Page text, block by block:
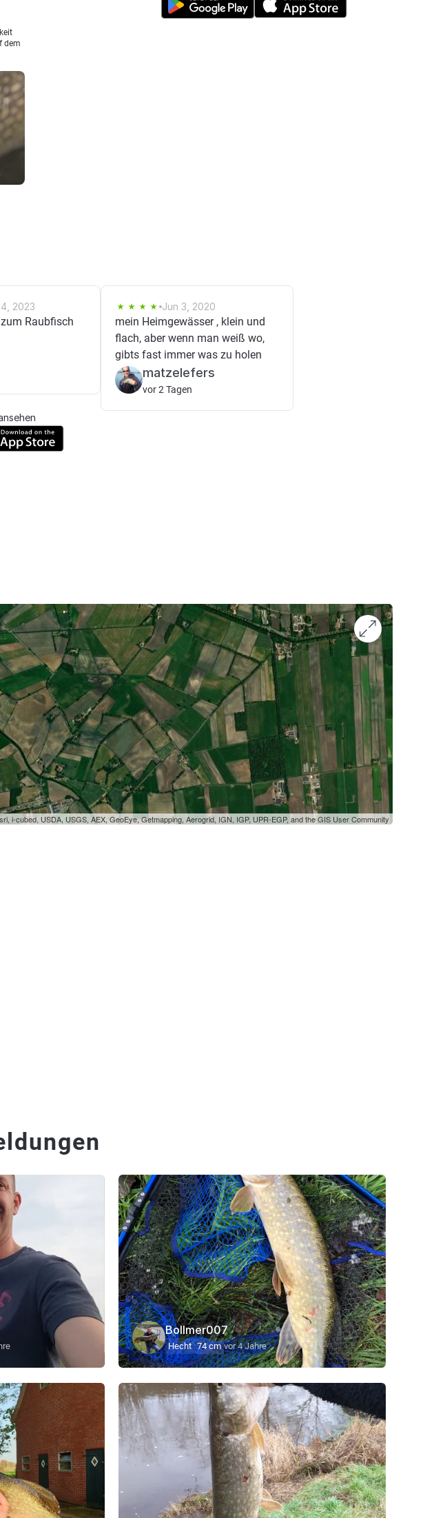
dem
2023
Raubfisch
Jun 3, 2020
mein Heimgewässer , klein und
flach, aber wenn man weiß wo,
gibts fast immer was zu holen
matzelefers
vor 2 Tagen
i-cubed, USDA, USGS, AEX, GeoEye, Getmapping, Aerogrid, IGN, IGP, UPR-EGP, and the GIS User Community
Bollmer007
Hecht 74 cm vor 4 Jahre